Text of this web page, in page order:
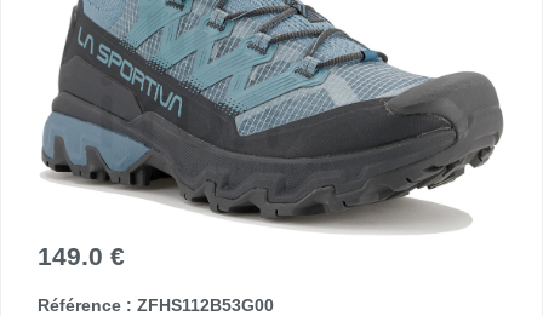
149.0 €
Référence : ZFHS112B53G00